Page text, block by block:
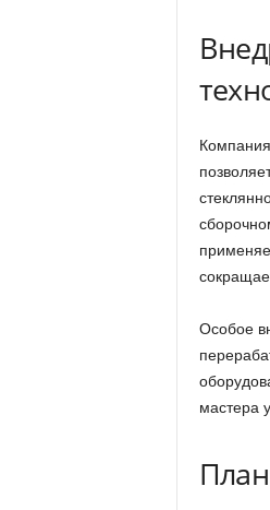
Особое
мастера